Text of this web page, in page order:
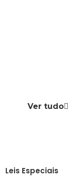
Ver tudo
Leis Especiais